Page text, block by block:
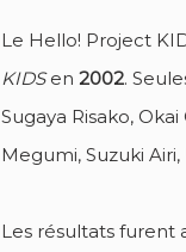
Le Hello! Project
KIDSen 2002.
Sugaya Risako,
Megumi, Suzuki
Les résultats furent